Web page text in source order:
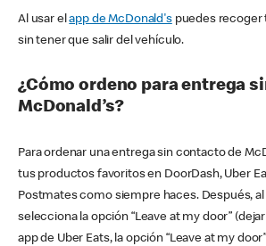
Al usar elapp de McDonald'spuedes recoger
sin tener que salir del vehículo.
¿Cómo ordeno para entrega
McDonald’s?
Para ordenar una entrega sin contacto de
tus productos favoritos en DoorDash, Uber
Postmates como siempre haces. Después,
selecciona la opción “Leave at my door”
app de Uber Eats, la opción “Leave at my